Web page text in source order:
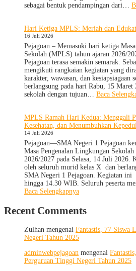
sebagai bentuk pendampingan dari…
Hari Ketiga MPLS: Meriah dan
16 Juli 2026
Pejagoan – Memasuki hari ketiga
Sekolah (MPLS) tahun ajaran 2026/
Pejagoan terasa semakin semarak.
mengikuti rangkaian kegiatan yang
karakter, wawasan, dan kesiapsiagaan
berlangsung pada hari Rabu, 15
sekolah dengan tujuan… Baca
MPLS Ramah Hari Kedua: Menggali
Kesehatan, dan Menumbuhkan
14 Juli 2026
Pejagoan—SMA Negeri 1 Pejagoan
Masa Pengenalan Lingkungan
2026/2027 pada Selasa, 14 Juli
oleh seluruh murid kelas X dan
SMA Negeri 1 Pejagoan. Kegiatan
hingga 14.30 WIB. Seluruh peserta
Baca Selengkapnya:
Ramah
Hari
Menggali
Potensi
Menjaga
Kesehatan,
Recent Comments
Zulhan mengenai Fantastis, 77 Siswa
Negeri Tahun 2025
adminwebpejagoan mengenai
Perguruan Tinggi Negeri Tahun 2025